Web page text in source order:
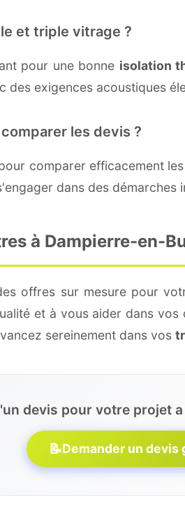
et triple vitrage ?
pour une bonne isolation
exigences acoustiques
les devis ?
comparer efficacement
dans des démarches
à Dampierre-en-
offres sur mesure pour
et à vous aider dans
sereinement dans vos
devis pour votre projet
📝Demander un devis